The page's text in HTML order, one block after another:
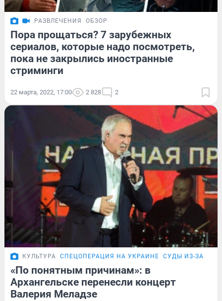
РАЗВЛЕЧЕНИЯ ОБЗОР
Пора прощаться? 7 зарубежных
сериалов, которые надо посмотреть,
пока не закрылись иностранные
стриминги
22 марта, 2022, 17:00 2 828 2
КУЛЬТУРА СПЕЦОПЕРАЦИЯ НА УКРАИНЕ СУДЫ ИЗ-ЗА
«По понятным причинам»: в
Архангельске перенесли концерт
Валерия Меладзе